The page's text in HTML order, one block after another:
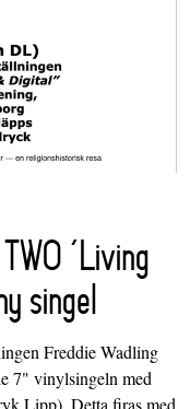
‘Living
singel
Freddie Wadling
7" vinylsingeln med
Lipp). Detta firas med